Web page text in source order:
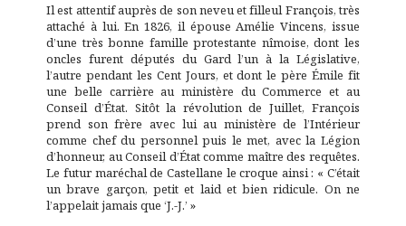
Il est attentif auprès de son neveu et filleul François, très
attaché à lui. En 1826, il épouse Amélie Vincens, issue
d’une très bonne famille protestante nîmoise, dont les
oncles furent députés du Gard l’un à la Législative,
l’autre pendant les Cent Jours, et dont le père Émile fit
une belle carrière au ministère du Commerce et au
Conseil d’État. Sitôt la révolution de Juillet, François
prend son frère avec lui au ministère de l’Intérieur
comme chef du personnel puis le met, avec la Légion
d’honneur, au Conseil d’État comme maître des requêtes.
Le futur maréchal de Castellane le croque ainsi : « C’était
un brave garçon, petit et laid et bien ridicule. On ne
l’appelait jamais que ‘J.-J.’ »